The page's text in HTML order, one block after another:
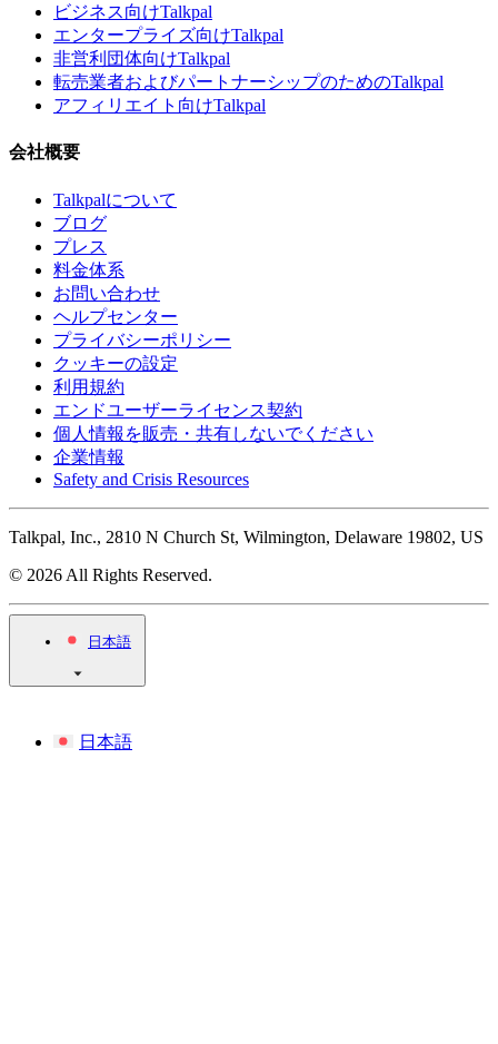
ビジネス向けTalkpal
エンタープライズ向けTalkpal
非営利団体向けTalkpal
転売業者およびパートナーシップのためのTalkpal
アフィリエイト向けTalkpal
会社概要
Talkpalについて
ブログ
プレス
料金体系
お問い合わせ
ヘルプセンター
プライバシーポリシー
クッキーの設定
利用規約
エンドユーザーライセンス契約
個人情報を販売・共有しないでください
企業情報
Safety and Crisis Resources
Talkpal, Inc., 2810 N Church St, Wilmington, Delaware 19802, US
© 2026 All Rights Reserved.
日本語
日本語